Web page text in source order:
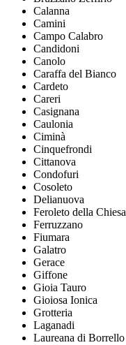
Calanna
Camini
Campo Calabro
Candidoni
Canolo
Caraffa del Bianco
Cardeto
Careri
Casignana
Caulonia
Ciminà
Cinquefrondi
Cittanova
Condofuri
Cosoleto
Delianuova
Feroleto della Chiesa
Ferruzzano
Fiumara
Galatro
Gerace
Giffone
Gioia Tauro
Gioiosa Ionica
Grotteria
Laganadi
Laureana di Borrello